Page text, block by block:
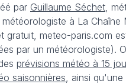
par Guillaume Séchet ,
à La Chaîne
gratuit, meteo-paris.com
par un météorologiste).
prévisions météo à 15
saisonnières , ainsi